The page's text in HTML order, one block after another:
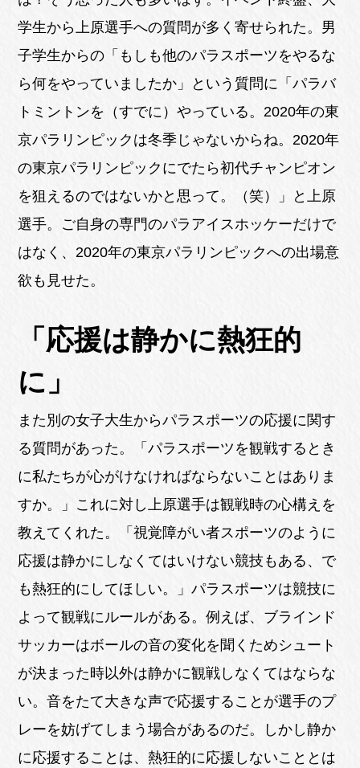
学生から上原選手への質問が多く寄せられた。男
子学生からの「もしも他のパラスポーツをやるな
ら何をやっていましたか」という質問に「パラバ
トミントンを（すでに）やっている。2020年の東
京パラリンピックは冬季じゃないからね。2020年
の東京パラリンピックにでたら初代チャンピオン
を狙えるのではないかと思って。（笑）」と上原
選手。ご自身の専門のパラアイスホッケーだけで
はなく、2020年の東京パラリンピックへの出場意
欲も見せた。
「応援は静かに熱狂的
に」
また別の女子大生からパラスポーツの応援に関す
る質問があった。「パラスポーツを観戦するとき
に私たちが心がけなければならないことはありま
すか。」これに対し上原選手は観戦時の心構えを
教えてくれた。「視覚障がい者スポーツのように
応援は静かにしなくてはいけない競技もある、で
も熱狂的にしてほしい。」パラスポーツは競技に
よって観戦にルールがある。例えば、ブラインド
サッカーはボールの音の変化を聞くためシュート
が決まった時以外は静かに観戦しなくてはならな
い。音をたて大きな声で応援することが選手のプ
レーを妨げてしまう場合があるのだ。しかし静か
に応援することは、熱狂的に応援しないこととは